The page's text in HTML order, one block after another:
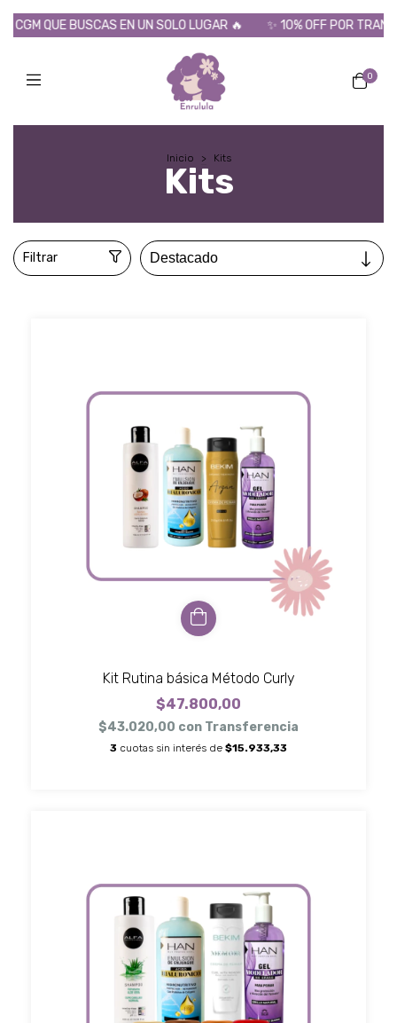
EN UN SOLO LUGAR 🔥 ✨ 10% OFF POR TRANSFERENCIA
0
Inicio > Kits
Kits
Filtrar
Kit Rutina básica Método Curly
$47.800,00
$43.020,00 con Transferencia
3 cuotas sin interés de $15.933,33